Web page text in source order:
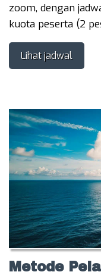
zoom, dengan
kuota peserta (2
Lihat jadwal
Metode